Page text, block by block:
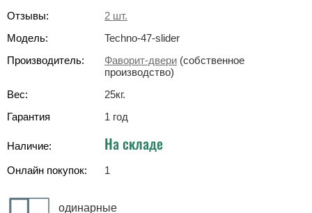
Отзывы:
2 шт.
Модель:
Techno-47-slider
Производитель:
Фаворит-двери (собственное
производство)
Вес:
25кг.
Гарантия
1 год
Наличие: На складе
Онлайн покупок: 1
одинарные